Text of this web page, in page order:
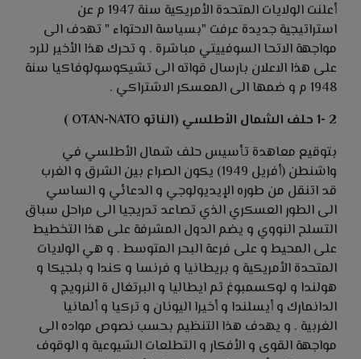
أعلنت الولايات المتحدة الأمريكية سنة 1947 م عن
استراتيجية جديدة عرفت "بسياسة الاحتواء " تهدف الى
مواجهة الاتحا السوفييتي مباشرة . و تحرك هذا الأخير للرد
على هذا الاعلان بارسال قواته الى تشيكوسولوفاكيا سنة
1948 م و ضمها الى المعسكر الاشتراكي .
2 -1 حلف الشمال الأطلسي (الناتو OTAN-NATO )
بتوقيع معاهدة تأسيس حلف شمال الأطلسي في
واشنطن (أفريل 1949) يكون الصراع بين الشرق و الغرب
قد اتنقل من طوره الإيديولوجي و الدعائي و الساسي
الى الطور العسكري الذي تصاعد تدريجيا الى مراحل سباق
التسلح النووي و يضم الدول المشرفة على هذا التخطيط
على المحيط و على فرعة البحر المتوسط . و هي الولايات
المتحدة الأمريكية و بريطانيا و فرنسا و كندا و بلجيكا و
هولندا و لوكسمبوغ ثم ايطاليا و البرتغال ة النرويج و
الدانمارك و أيسلندا و أخيرا اليونان و تركيا و ألمانيا
الغربية . و يهدف هذا التنظيم بحسب نصوص مواده الى
مواجهة القوى و الأفكار و التطلعات الشيوعية و الوقوف